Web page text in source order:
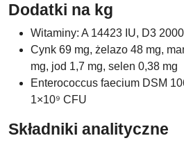
Dodatki na kg
Witaminy: A 14423 IU, D3
Cynk 69 mg, żelazo 48 mg,
mg, jod 1,7 mg, selen 0,38 mg
Enterococcus faecium DSM
1×10⁹ CFU
Składniki analityczne